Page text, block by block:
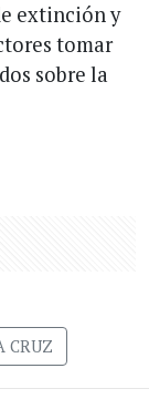
extinción y
tomar
sobre la
CRUZ